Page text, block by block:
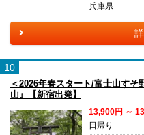
兵庫県
10
＜2026年春スタート/富士山す
山』【新宿出発】
13,900円 ～
日帰り